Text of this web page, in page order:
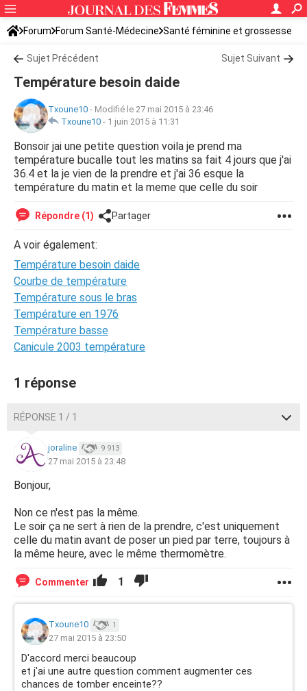
Forum Forum Santé-Médecine Santé féminine et grossesse
Tomber enceinte
Sujet Précédent Sujet Suivant
Température besoin daide
Txoune10 - Modifié le 27 mai 2015 à 23:46
Txoune10 - 1 juin 2015 à 11:31
Bonsoir jai une petite question voila je prend ma
température bucalle tout les matins sa fait 4 jours que j'ai
36.4 et la je vien de la prendre et j'ai 36 esque la
température du matin et la meme que celle du soir
Répondre (1) Partager
A voir également:
Température besoin daide
Courbe de température
Température sous le bras
Température en 1976
Température basse
Canicule 2003 température
1 réponse
RÉPONSE 1 / 1
joraline 9 913
27 mai 2015 à 23:48
Bonjour,
Non ce n'est pas la même.
Le soir ça ne sert à rien de la prendre, c'est uniquement
celle du matin avant de poser un pied par terre, toujours à
la même heure, avec le même thermomètre.
Commenter 1
Txoune10 1
27 mai 2015 à 23:50
D'accord merci beaucoup
et j'ai une autre question comment augmenter ces
chances de tomber enceinte??